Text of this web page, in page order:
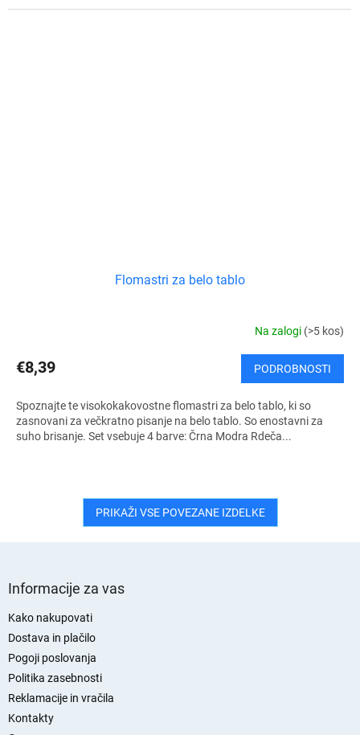
Flomastri za belo tablo
Na zalogi (>5 kos)
€8,39 PODROBNOSTI
Spoznajte te visokokakovostne flomastri za belo tablo, ki so
zasnovani za večkratno pisanje na belo tablo. So enostavni za
suho brisanje. Set vsebuje 4 barve: Črna Modra Rdeča...
PRIKAŽI VSE POVEZANE IZDELKE
Informacije za vas
Kako nakupovati
Dostava in plačilo
Pogoji poslovanja
Politika zasebnosti
Reklamacije in vračila
Kontakty